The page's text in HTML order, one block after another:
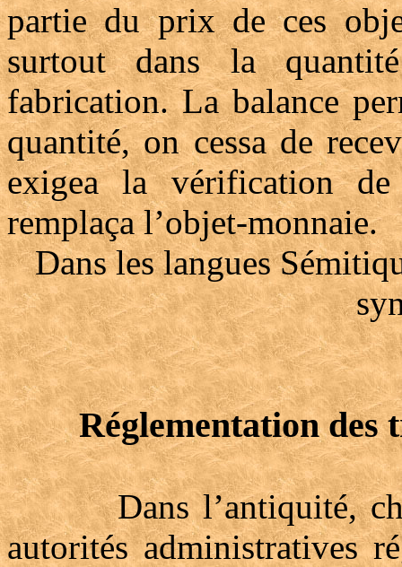
partie du prix de ces
surtout dans la
fabrication. La balance
quantité, on cessa de
exigea la vérification
remplaça l’objet-monnaie.
Dans les langues
Réglementation des
Dans l’antiquité, chez
autorités administratives